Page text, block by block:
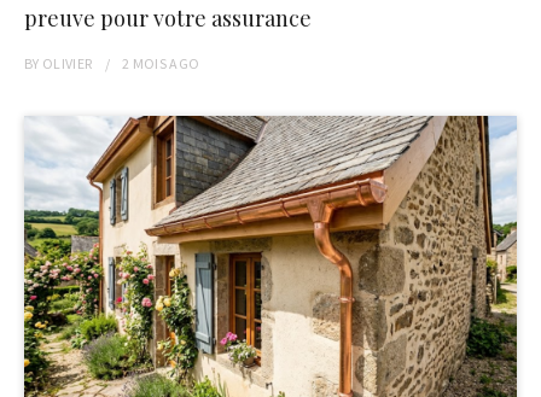
preuve pour votre assurance
BY OLIVIER 2 MOISAGO